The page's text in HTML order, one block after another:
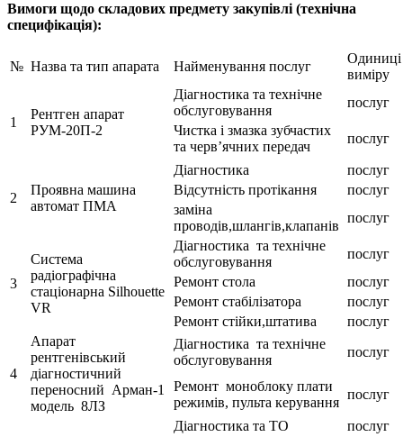
Вимоги щодо складових предмету закупівлі (технічна
специфікація):
№ Назва та тип апарата Найменування послуг
Одиниці
виміру
1
Рентген апарат
РУМ-20П-2
Діагностика та технічне
обслуговування
послуг
Чистка і змазка зубчастих
та черв’ячних передач
послуг
2
Проявна машина
автомат ПМА
Діагностика
послуг
Відсутність протікання
послуг
заміна
проводів,шлангів,клапанів
послуг
3
Система
радіографічна
стаціонарна Silhouette
VR
Діагностика та технічне
обслуговування
послуг
Ремонт стола
послуг
Ремонт стабілізатора
послуг
Ремонт стійки,штатива
послуг
4
Апарат
рентгенівський
діагностичний
переносний Арман-1
модель 8ЛЗ
Діагностика та технічне
обслуговування
послуг
Ремонт моноблоку плати
режимів, пульта керування
послуг
Діагностика та ТО
послуг